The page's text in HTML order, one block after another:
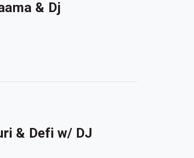
& Dj
& Defi w/ DJ